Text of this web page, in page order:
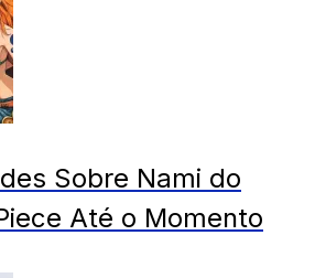
Sobre Nami do
Até o Momento